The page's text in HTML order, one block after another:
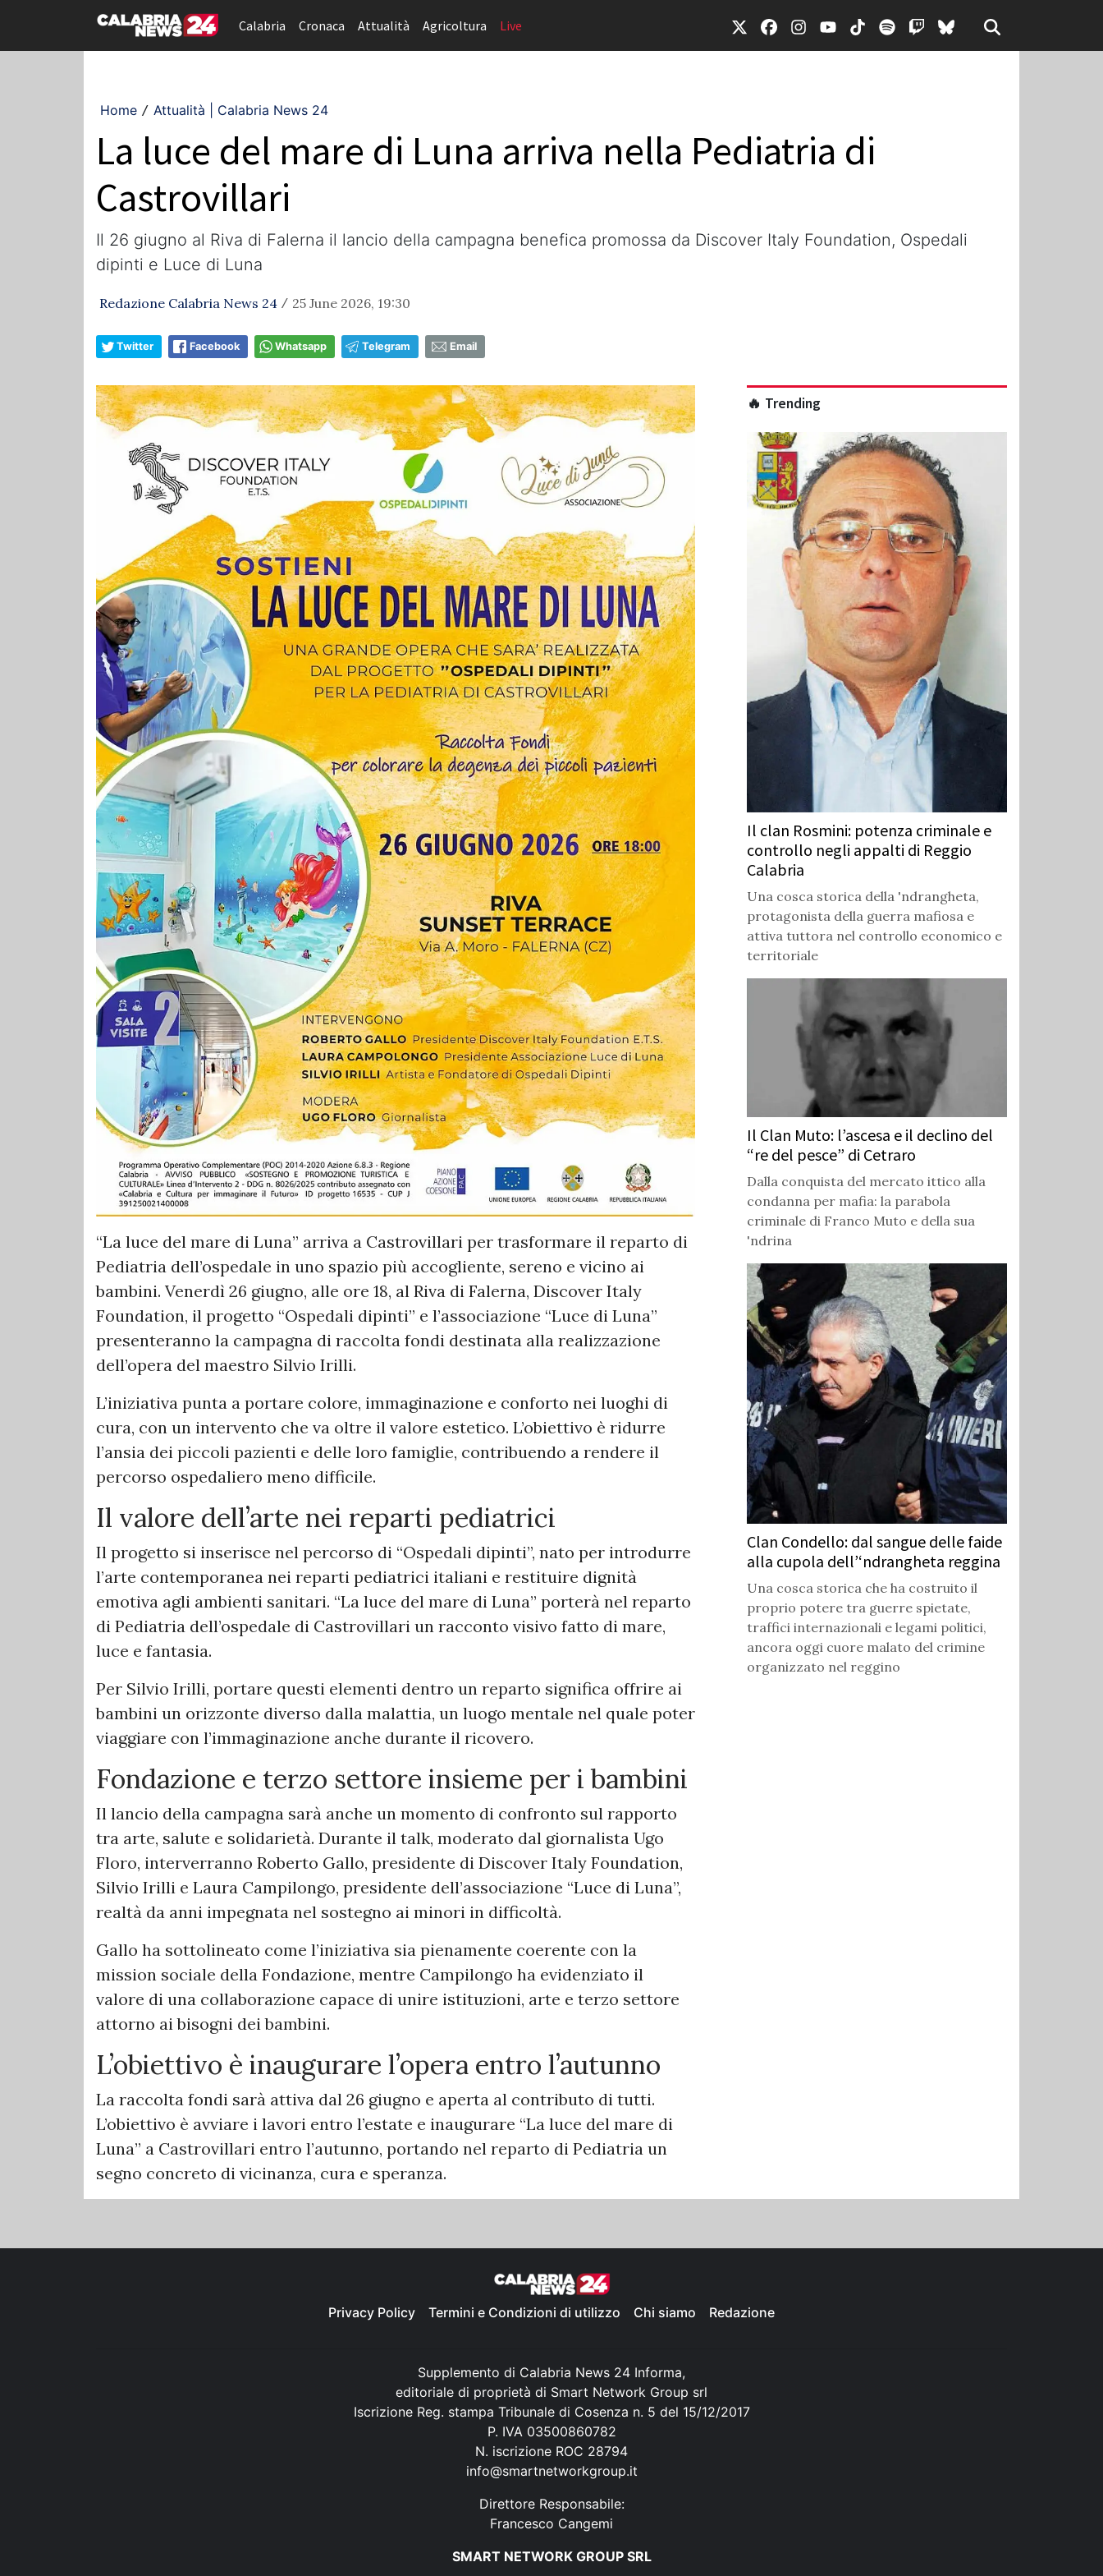
Calabria Cronaca Attualità Agricoltura Live
Home / Attualità | Calabria News 24
La luce del mare di Luna arriva nella Pediatria di
Castrovillari
Il 26 giugno al Riva di Falerna il lancio della campagna benefica promossa da Discover Italy Foundation, Ospedali
dipinti e Luce di Luna
Redazione Calabria News 24 / 25 June 2026, 19:30
Twitter Facebook Whatsapp Telegram Email
“La luce del mare di Luna” arriva a Castrovillari per trasformare il reparto di
Pediatria dell’ospedale in uno spazio più accogliente, sereno e vicino ai
bambini. Venerdì 26 giugno, alle ore 18, al Riva di Falerna, Discover Italy
Foundation, il progetto “Ospedali dipinti” e l’associazione “Luce di Luna”
presenteranno la campagna di raccolta fondi destinata alla realizzazione
dell’opera del maestro Silvio Irilli.
L’iniziativa punta a portare colore, immaginazione e conforto nei luoghi di
cura, con un intervento che va oltre il valore estetico. L’obiettivo è ridurre
l’ansia dei piccoli pazienti e delle loro famiglie, contribuendo a rendere il
percorso ospedaliero meno difficile.
Il valore dell’arte nei reparti pediatrici
Il progetto si inserisce nel percorso di “Ospedali dipinti”, nato per introdurre
l’arte contemporanea nei reparti pediatrici italiani e restituire dignità
emotiva agli ambienti sanitari. “La luce del mare di Luna” porterà nel reparto
di Pediatria dell’ospedale di Castrovillari un racconto visivo fatto di mare,
luce e fantasia.
Per Silvio Irilli, portare questi elementi dentro un reparto significa offrire ai
bambini un orizzonte diverso dalla malattia, un luogo mentale nel quale poter
viaggiare con l’immaginazione anche durante il ricovero.
Fondazione e terzo settore insieme per i bambini
Il lancio della campagna sarà anche un momento di confronto sul rapporto
tra arte, salute e solidarietà. Durante il talk, moderato dal giornalista Ugo
Floro, interverranno Roberto Gallo, presidente di Discover Italy Foundation,
Silvio Irilli e Laura Campilongo, presidente dell’associazione “Luce di Luna”,
realtà da anni impegnata nel sostegno ai minori in difficoltà.
Gallo ha sottolineato come l’iniziativa sia pienamente coerente con la
mission sociale della Fondazione, mentre Campilongo ha evidenziato il
valore di una collaborazione capace di unire istituzioni, arte e terzo settore
attorno ai bisogni dei bambini.
L’obiettivo è inaugurare l’opera entro l’autunno
La raccolta fondi sarà attiva dal 26 giugno e aperta al contributo di tutti.
L’obiettivo è avviare i lavori entro l’estate e inaugurare “La luce del mare di
Luna” a Castrovillari entro l’autunno, portando nel reparto di Pediatria un
segno concreto di vicinanza, cura e speranza.
🔥 Trending
Il clan Rosmini: potenza criminale e
controllo negli appalti di Reggio
Calabria
Una cosca storica della 'ndrangheta,
protagonista della guerra mafiosa e
attiva tuttora nel controllo economico e
territoriale
Il Clan Muto: l’ascesa e il declino del
“re del pesce” di Cetraro
Dalla conquista del mercato ittico alla
condanna per mafia: la parabola
criminale di Franco Muto e della sua
'ndrina
Clan Condello: dal sangue delle faide
alla cupola dell’‘ndrangheta reggina
Una cosca storica che ha costruito il
proprio potere tra guerre spietate,
traffici internazionali e legami politici,
ancora oggi cuore malato del crimine
organizzato nel reggino
Privacy Policy Termini e Condizioni di utilizzo Chi siamo Redazione
Supplemento di Calabria News 24 Informa,
editoriale di proprietà di Smart Network Group srl
Iscrizione Reg. stampa Tribunale di Cosenza n. 5 del 15/12/2017
P. IVA 03500860782
N. iscrizione ROC 28794
info@smartnetworkgroup.it
Direttore Responsabile:
Francesco Cangemi
SMART NETWORK GROUP SRL